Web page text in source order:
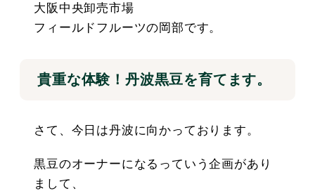
大阪中央卸売市場
フィールドフルーツの岡部です。
貴重な体験！丹波黒豆を育てます。
さて、今日は丹波に向かっております。
黒豆のオーナーになるっていう企画があり
まして、